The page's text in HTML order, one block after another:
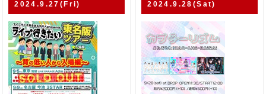
2024.9.27(Fri) 2024.9.28(Sat)